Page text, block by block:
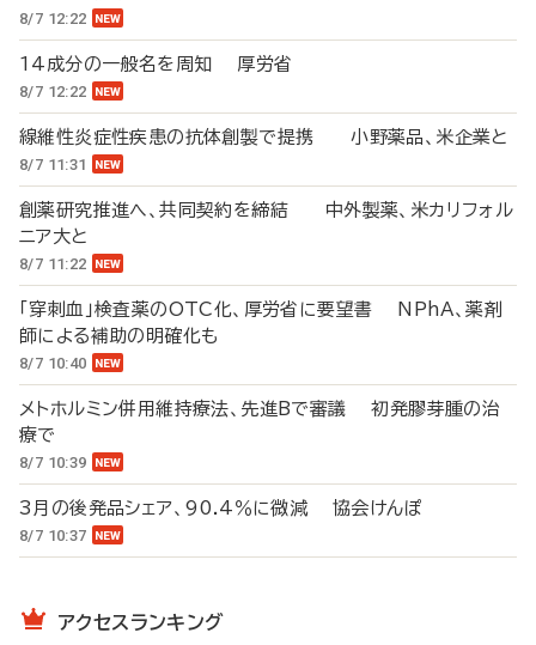
8/7 12:22
14成分の一般名を周知 厚労省
8/7 12:22
線維性炎症性疾患の抗体創製で提携 小野薬品、米企業と
8/7 11:31
創薬研究推進へ、共同契約を締結 中外製薬、米カリフォル
ニア大と
8/7 11:22
「穿刺血」検査薬のOTC化、厚労省に要望書 NPhA、薬剤
師による補助の明確化も
8/7 10:40
メトホルミン併用維持療法、先進Bで審議 初発膠芽腫の治
療で
8/7 10:39
3月の後発品シェア、90.4％に微減 協会けんぽ
8/7 10:37
アクセスランキング